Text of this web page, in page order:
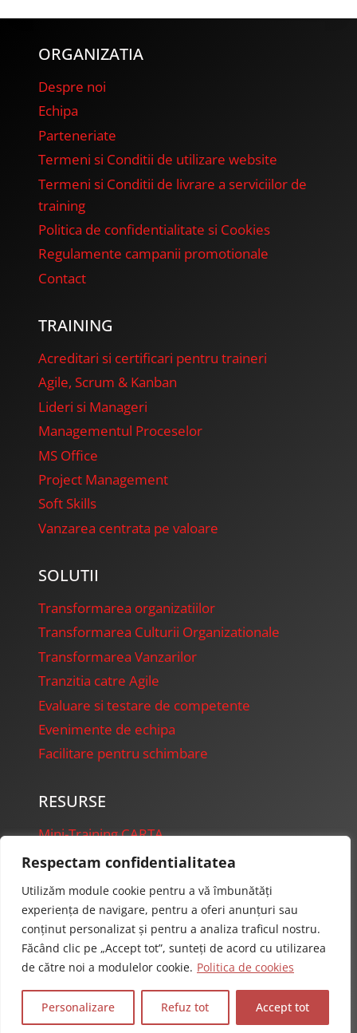
Respectam confidentialitatea
Utilizăm module cookie pentru a vă îmbunătăți
experiența de navigare, pentru a oferi anunțuri sau
conținut personalizat și pentru a analiza traficul nostru.
Făcând clic pe „Accept tot”, sunteți de acord cu utilizarea
de către noi a modulelor cookie. Politica de cookies
Personalizare Refuz tot Accept tot
ORGANIZATIA
Despre noi
Echipa
Parteneriate
Termeni si Conditii de utilizare website
Termeni si Conditii de livrare a serviciilor de
training
Politica de confidentialitate si Cookies
Regulamente campanii promotionale
Contact
TRAINING
Acreditari si certificari pentru traineri
Agile, Scrum & Kanban
Lideri si Manageri
Managementul Proceselor
MS Office
Project Management
Soft Skills
Vanzarea centrata pe valoare
SOLUTII
Transformarea organizatiilor
Transformarea Culturii Organizationale
Transformarea Vanzarilor
Tranzitia catre Agile
Evaluare si testare de competente
Evenimente de echipa
Facilitare pentru schimbare
RESURSE
Mini-Training CARTA
FireFly Presentations
Starter Projects
© 2026 Axioma Solutions Romania